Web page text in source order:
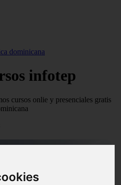
dominicana
infotep
cursos onlie y presenciales gratis